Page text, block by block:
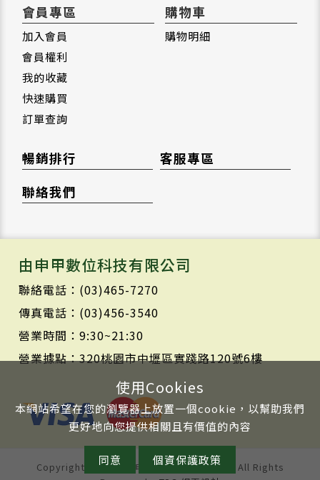
會員專區
加入會員
會員權利
我的收藏
快速購買
訂單查詢
購物車
購物明細
暢銷排行
客服專區
聯絡我們
由申甲數位科技有限公司
聯絡電話：(03)465-7270
傳真電話：(03)456-3540
營業時間：9:30~21:30
營業據點：320桃園市中壢區實踐路120號6樓
Copyright © 2020 由申甲數位科技有限公司 All Rights
使用Cookies
本網站希望在您的瀏覽器上放置一個cookie，以幫助我們
更好地向您提供相關且有價值的內容
同意 個資保護政策